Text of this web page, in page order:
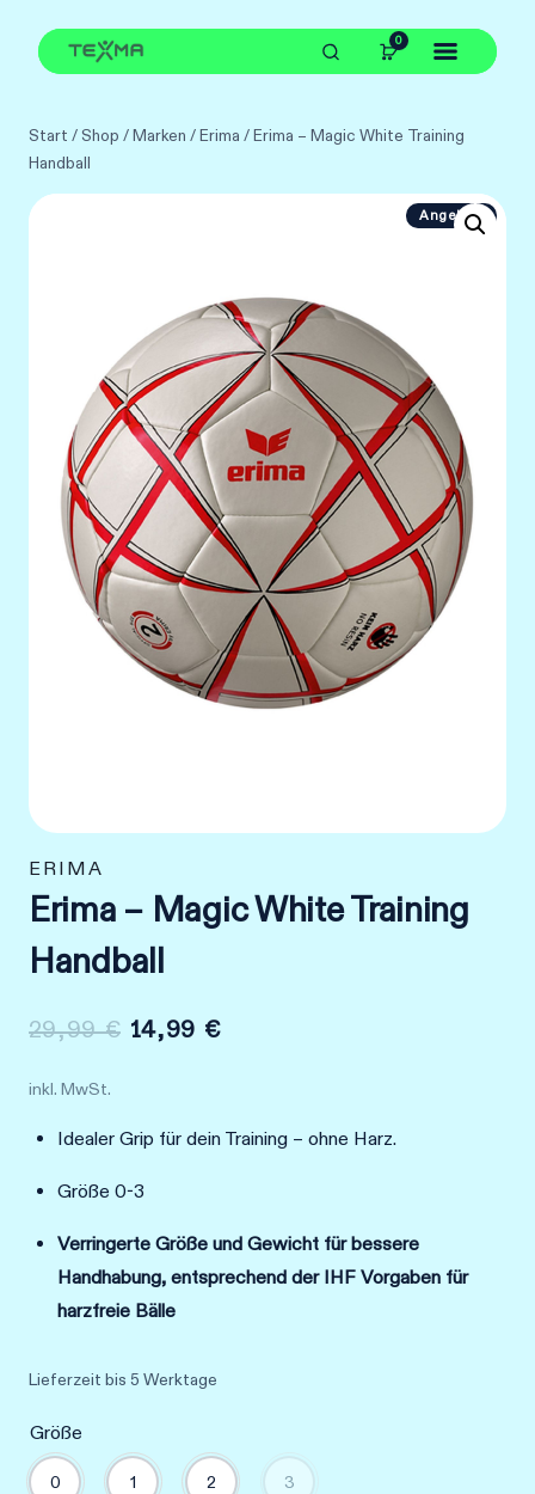
Inhalt
springen
0
Start /Shop /Marken /Erima /Erima – Magic White Training
Handball
Angebot!
ERIMA
Erima – Magic White Training
Handball
29,99€ Ursprünglicher
29,99 €
14,99 €Aktueller
14,99 €.
inkl. MwSt.
Idealer Grip für dein Training – ohne Harz.
Größe 0-3
Verringerte Größe und Gewicht für bessere
Handhabung, entsprechend der IHF Vorgaben für
harzfreie Bälle
Lieferzeit bis 5 Werktage
Größe
0 1 2 3